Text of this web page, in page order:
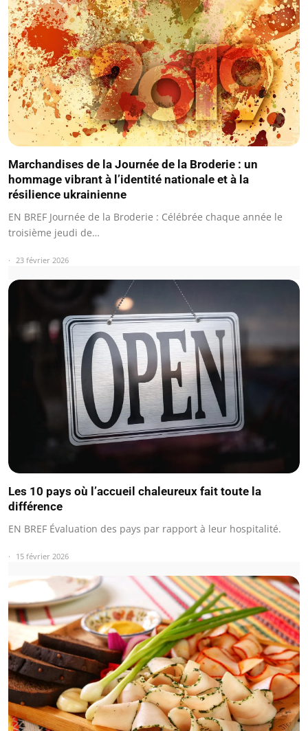
Marchandises de la Journée de la Broderie : un
hommage vibrant à l’identité nationale et à la
résilience ukrainienne
EN BREF Journée de la Broderie : Célébrée chaque année le
troisième jeudi de…
23 février 2026
Les 10 pays où l’accueil chaleureux fait toute la
différence
EN BREF Évaluation des pays par rapport à leur hospitalité.
15 février 2026